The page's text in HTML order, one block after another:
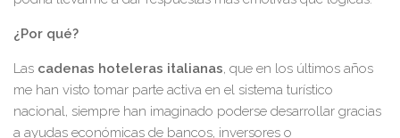
¿Por qué?
Las cadenas hoteleras italianas, que en los últimos años
me han visto tomar parte activa en el sistema turístico
nacional, siempre han imaginado poderse desarrollar gracias
a ayudas económicas de bancos, inversores o